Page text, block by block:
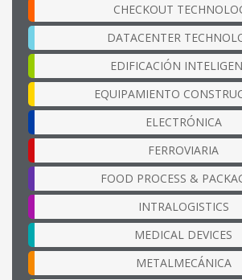
CHECKOUT
DATACENTER
EDIFICACIÓN
EQUIPAMIENTO
ELECTRÓNICA
FERROVIARIA
FOOD PROCESS &
INTRALOGISTICS
MEDICAL DEVICES
METALMECÁNICA